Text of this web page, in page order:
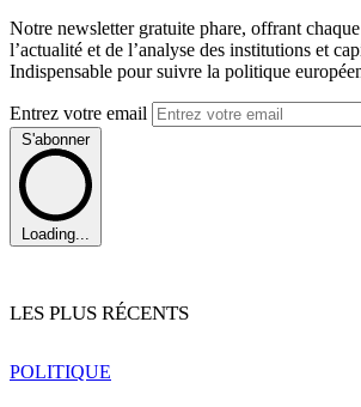
Notre newsletter gratuite phare, offrant
l’actualité et de l’analyse des institutions et
Indispensable pour suivre la politique
Entrez votre email
S'abonner
Loading...
LES PLUS RÉCENTS
POLITIQUE